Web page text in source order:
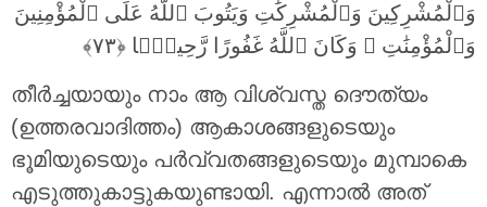
وَٱلْمُشْرِكِينَ وَٱلْمُشْرِكَٰتِ وَيَتُوبَ ٱللَّهُ عَلَى ٱلْمُؤْمِنِينَ
وَٱلْمُؤْمِنَٰتِ ۗ وَكَانَ ٱللَّهُ غَفُورًا رَّحِيمَۢا ‎﴿٧٣﴾
തീര്‍ച്ചയായും നാം ആ വിശ്വസ്ത ദൌത്യം
(ഉത്തരവാദിത്തം) ആകാശങ്ങളുടെയും
ഭൂമിയുടെയും പര്‍വ്വതങ്ങളുടെയും മുമ്പാകെ
എടുത്തുകാട്ടുകയുണ്ടായി. എന്നാല്‍ അത്